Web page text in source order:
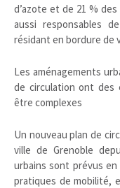
d’azote et de 21 %
aussi responsables
résidant en bordure de
Les aménagements
de circulation ont des
être complexes
Un nouveau plan de
ville de Grenoble
urbains sont prévus en
pratiques de mobilité,